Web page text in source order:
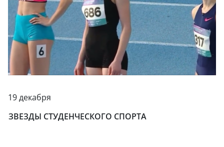
19 декабря
ЗВЕЗДЫ СТУДЕНЧЕСКОГО СПОРТА